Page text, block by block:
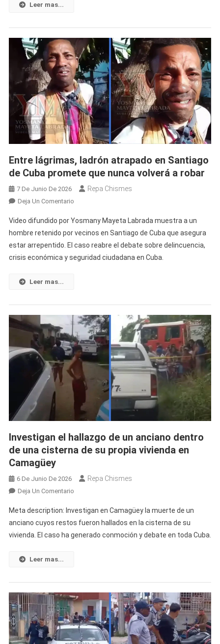
A
Plena
Luz
Del
Día
En
La
Habana
Leer mas...
Entre lágrimas, ladrón atrapado en Santiago
de Cuba promete que nunca volverá a robar
7 De Junio De 2026 Repa Chismes
Deja Un ComentarioEn
Lágrimas,
Ladrón
Atrapado
En
Que
Nunca
Volverá
A
Robar
Video difundido por Yosmany Mayeta Labrada muestra a un
hombre retenido por vecinos en Santiago de Cuba que asegura
estar arrepentido. El caso reabre el debate sobre delincuencia,
crisis económica y seguridad ciudadana en Cuba.
Leer mas...
Investigan el hallazgo de un anciano dentro
de una cisterna de su propia vivienda en
Camagüey
6 De Junio De 2026 Repa Chismes
Deja Un ComentarioEn
El
Hallazgo
De
De
Una
Cisterna
De
Su
Propia
Meta description: Investigan en Camagüey la muerte de un
anciano cuyos restos fueron hallados en la cisterna de su
vivienda. El caso ha generado conmoción y debate en toda Cuba.
Leer mas...